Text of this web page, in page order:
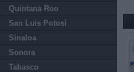
Quintana Roo
San Luis Potosí
Sinaloa
Sonora
Tabasco